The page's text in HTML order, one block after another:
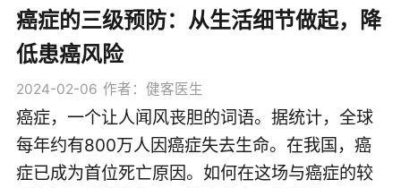
癌症的三级预防：从生活细节做起，降
低患癌风险
2024-02-06 作者：健客医生
癌症，一个让人闻风丧胆的词语。据统计，全球
每年约有800万人因癌症失去生命。在我国，癌
症已成为首位死亡原因。如何在这场与癌症的较